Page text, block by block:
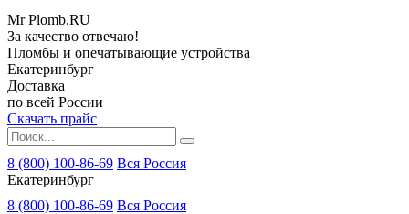
MrPlomb.RU
За качество отвечаю!
Пломбы и опечатывающие устройства
Екатеринбург
Доставка
по всей России
Скачать прайс
8 (800) 100-86-69 Вся Россия
Екатеринбург
8 (800) 100-86-69 Вся Россия